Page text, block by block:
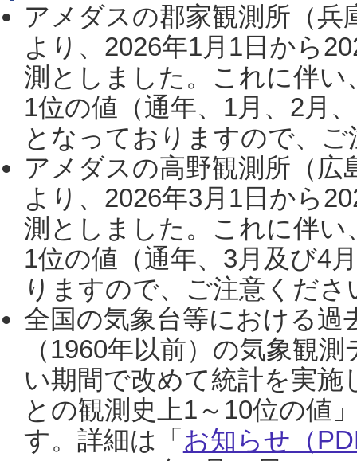
アメダスの郡家観測所（
より、2026年1月1日から
測としました。これに伴い
1位の値（通年、1月、2月
となっておりますので、
アメダスの高野観測所（
より、2026年3月1日から
測としました。これに伴い
1位の値（通年、3月及び4
りますので、ご注意くだ
全国の気象台等における過
（1960年以前）の気象観
い期間で改めて統計を実
との観測史上1～10位の値
す。詳細は「 お知らせ（